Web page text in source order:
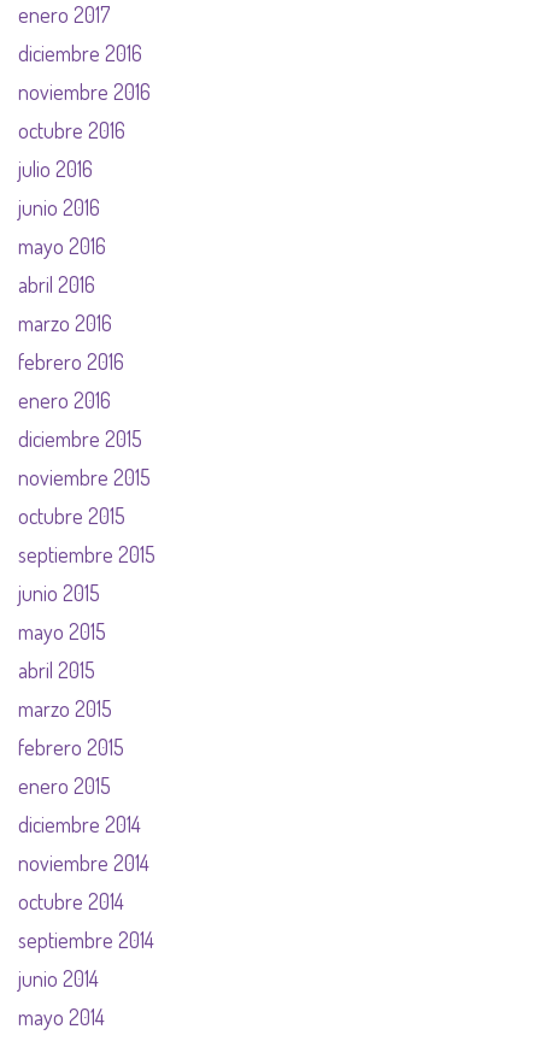
enero 2017
diciembre 2016
noviembre 2016
octubre 2016
julio 2016
junio 2016
mayo 2016
abril 2016
marzo 2016
febrero 2016
enero 2016
diciembre 2015
noviembre 2015
octubre 2015
septiembre 2015
junio 2015
mayo 2015
abril 2015
marzo 2015
febrero 2015
enero 2015
diciembre 2014
noviembre 2014
octubre 2014
septiembre 2014
junio 2014
mayo 2014